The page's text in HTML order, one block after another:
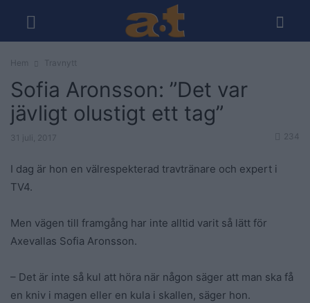
Hem Travnytt
Sofia Aronsson: ”Det var
jävligt olustigt ett tag”
31 juli, 2017 234
I dag är hon en välrespekterad travtränare och expert i
TV4.
Men vägen till framgång har inte alltid varit så lätt för
Axevallas Sofia Aronsson.
– Det är inte så kul att höra när någon säger att man ska få
en kniv i magen eller en kula i skallen, säger hon.